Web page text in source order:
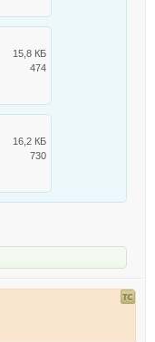
15,8 КБ
474
16,2 КБ
730